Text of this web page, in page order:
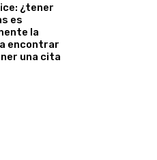
¿tener
es
la
encontrar
una cita